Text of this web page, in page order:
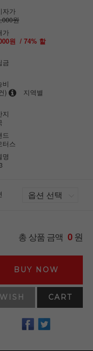
자가
원
가
원 / 74% 할
금
비
)
지역별
지
드
터스
명
총 상품 금액 0원
BUY NOW
WISH CART